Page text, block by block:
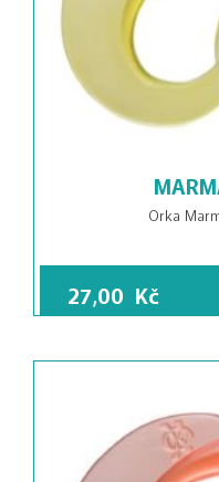
Orka
27,00 Kč